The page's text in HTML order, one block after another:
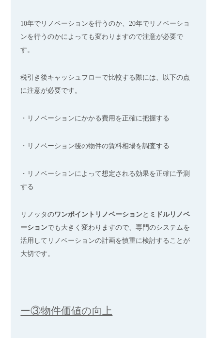
10年でリノベーションを行うのか、20年でリノベーショ
ンを行うのかによっても変わりますので注意が必要で
す。
税引き後キャッシュフローで比較する際には、以下の点
に注意が必要です。
・リノベーションにかかる費用を正確に把握する
・リノベーション後の物件の賃料相場を調査する
・リノベーションによって想定される効果を正確に予測
する
リノッタのワンポイントリノベーションと ミドルリノベ
ーションでも大きく変わりますので、専門のシステムを
活用してリノベーションの計画を慎重に検討することが
大切です。
ー③物件価値の向上